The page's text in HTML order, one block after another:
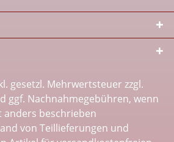
gesetzl. Mehrwertsteuer zzgl.
ggf. Nachnahmegebühren, wenn
anders beschrieben
von Teillieferungen und